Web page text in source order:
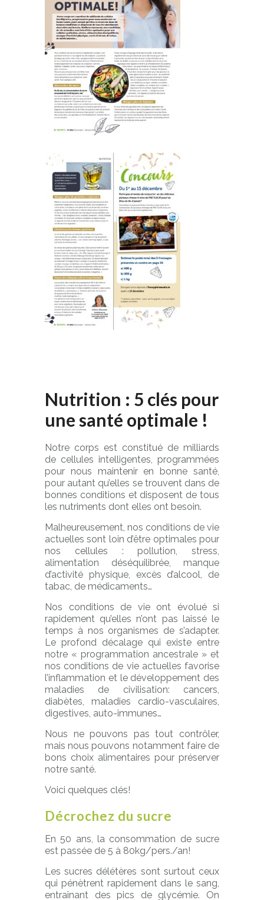
Nutrition : 5 clés pour
une santé optimale !
Notre corps est constitué de milliards
de cellules intelligentes, programmées
pour nous maintenir en bonne santé,
pour autant qu’elles se trouvent dans de
bonnes conditions et disposent de tous
les nutriments dont elles ont besoin.
Malheureusement, nos conditions de vie
actuelles sont loin d’être optimales pour
nos cellules : pollution, stress,
alimentation déséquilibrée, manque
d’activité physique, excès d’alcool, de
tabac, de médicaments…
Nos conditions de vie ont évolué si
rapidement qu’elles n’ont pas laissé le
temps à nos organismes de s’adapter.
Le profond décalage qui existe entre
notre « programmation ancestrale » et
nos conditions de vie actuelles favorise
l’inflammation et le développement des
maladies de civilisation: cancers,
diabètes, maladies cardio-vasculaires,
digestives, auto-immunes…
Nous ne pouvons pas tout contrôler,
mais nous pouvons notamment faire de
bons choix alimentaires pour préserver
notre santé.
Voici quelques clés!
Décrochez du sucre
En 50 ans, la consommation de sucre
est passée de 5 à 80kg/pers./an!
Les sucres délétères sont surtout ceux
qui pénètrent rapidement dans le sang,
entraînant des pics de glycémie. On